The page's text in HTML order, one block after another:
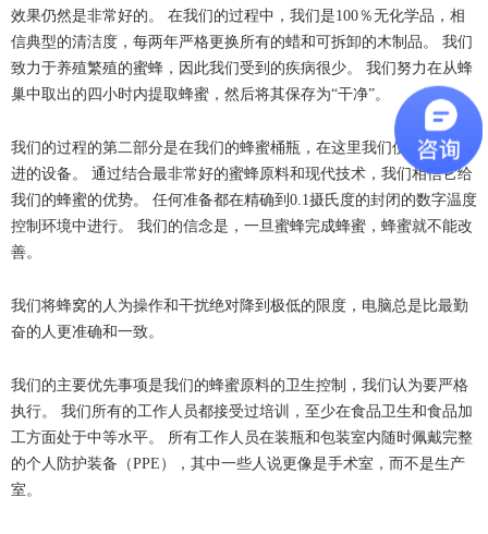
效果仍然是非常好的。 在我们的过程中，我们是100％无化学品，相
信典型的清洁度，每两年严格更换所有的蜡和可拆卸的木制品。 我们
致力于养殖繁殖的蜜蜂，因此我们受到的疾病很少。 我们努力在从蜂
巢中取出的四小时内提取蜂蜜，然后将其保存为“干净”。
我们的过程的第二部分是在我们的蜂蜜桶瓶，在这里我们使用非常先
进的设备。 通过结合最非常好的蜜蜂原料和现代技术，我们相信它给
我们的蜂蜜的优势。 任何准备都在精确到0.1摄氏度的封闭的数字温度
控制环境中进行。 我们的信念是，一旦蜜蜂完成蜂蜜，蜂蜜就不能改
善。
我们将蜂窝的人为操作和干扰绝对降到极低的限度，电脑总是比最勤
奋的人更准确和一致。
我们的主要优先事项是我们的蜂蜜原料的卫生控制，我们认为要严格
执行。 我们所有的工作人员都接受过培训，至少在食品卫生和食品加
工方面处于中等水平。 所有工作人员在装瓶和包装室内随时佩戴完整
的个人防护装备（PPE），其中一些人说更像是手术室，而不是生产
室。